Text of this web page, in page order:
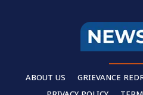
ABOUT US GRIEVANCE